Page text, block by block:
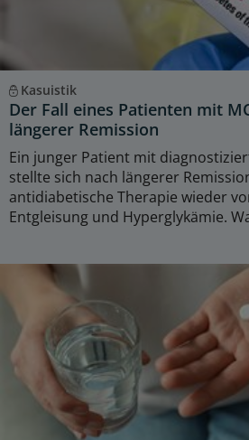
Kasuistik
Der Fall eines Patienten mit
längerer Remission
Ein junger Patient mit
stellte sich nach längerer
antidiabetische Therapie wieder
Entgleisung und Hyperglykämie.